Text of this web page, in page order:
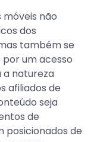
não
dos
também se
um acesso
a natureza
afiliados de
seja
de
posicionados de